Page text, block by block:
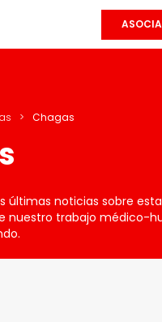
> Chagas
últimas noticias sobre
nuestro trabajo médico-